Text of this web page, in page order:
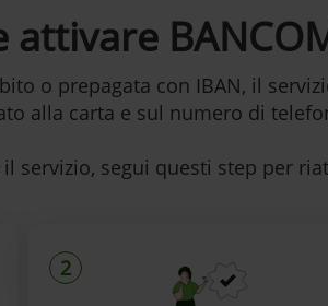
attivare
o prepagata con IBAN, il
alla carta e sul numero di
servizio, segui questi step per
2